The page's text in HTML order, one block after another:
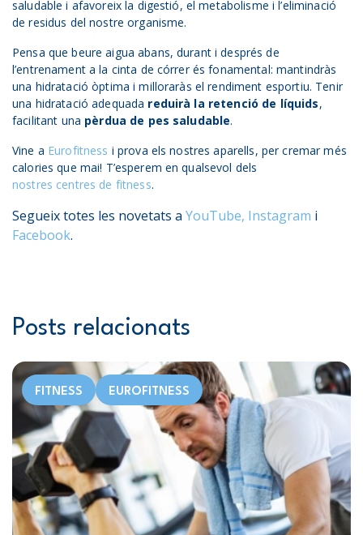
saludable i afavoreix la digestió, el metabolisme i l’eliminació
de residus del nostre organisme.
Pensa que beure aigua abans, durant i després de
l’entrenament a la cinta de córrer és fonamental: mantindràs
una hidratació òptima i milloraràs el rendiment esportiu. Tenir
una hidratació adequada reduirà la retenció de líquids,
facilitant una pèrdua de pes saludable.
Vine a Eurofitness i prova els nostres aparells, per cremar més
calories que mai! T’esperem en qualsevol dels
nostres centres de fitness.
Segueix totes les novetats a YouTube, Instagram i
Facebook.
Posts relacionats
FITNESS EUROFITNESS